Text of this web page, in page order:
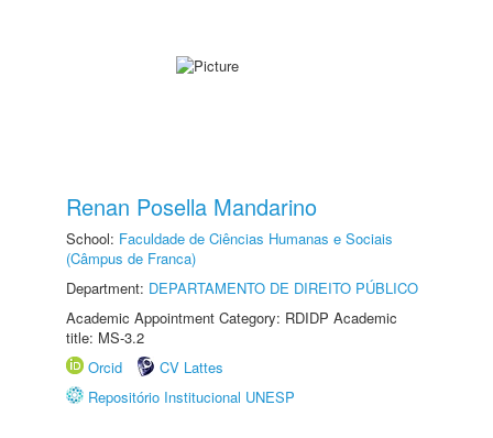
Renan Posella Mandarino
School: Faculdade de Ciências Humanas e Sociais
(Câmpus de Franca)
Department: DEPARTAMENTO DE DIREITO PÚBLICO
Academic Appointment Category: RDIDP Academic
title: MS-3.2
Orcid
CV Lattes
Repositório Institucional UNESP